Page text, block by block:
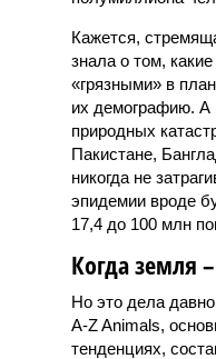
Кажется,
знала о том,
«грязными» в
их демографию. А
природных
Пакистане,
никогда не
эпидемии вроде
17,4 до 100 млн
Когда земля
Но это дела
A-Z Animals,
тенденциях,